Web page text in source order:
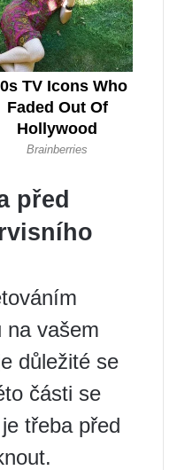
před
na vašem
důležité se
části se
třeba před